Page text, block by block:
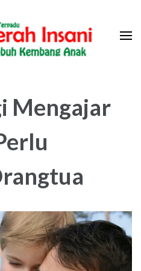
Mengajar